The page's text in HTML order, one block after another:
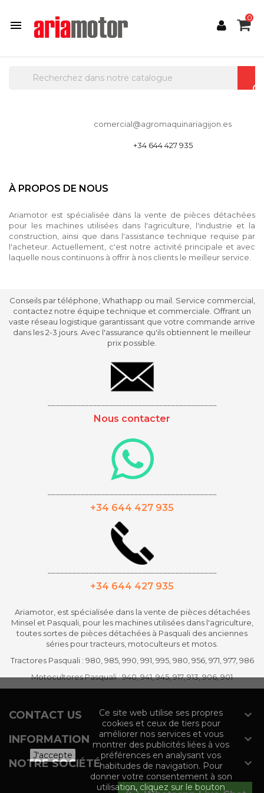

0
comercial@agromaquinariagijon.es
+34 644 427 935
À PROPOS DE NOUS
Ariamotor est spécialisée dans la vente de pièces détachées
pour les machines utilisées dans l'agriculture, l'industrie et la
construction, ainsi que dans l'assistance technique requise par
l'acheteur. Actuellement, c'est notre activité principale et avec
laquelle nous continuons à offrir à nos clients le meilleur service.
Conseils par téléphone, Whathapp ou mail. Service commercial,
contactez notre équipe technique et commerciale. Offrant un
vaste réseau logistique garantissant que votre commande arrive
dans les 2-3 jours. Avec l'assurance qu'ils obtiennent le meilleur
prix possible.
Nous contacter
+34 644 427 935
+34 644 427 935
Ariamotor, est spécialisée dans la vente de pièces détachées
Minsel et Pasquali, pour les machines utilisées dans l'agriculture,
toutes sortes de pièces détachées à Pasquali des anciennes
séries pour tracteurs, motoculteurs et motos.
Tractores Pasquali : 980, 985, 990, 991, 995, 980, 956, 971, 977, 986
Motocultores Pasquali : 940, 941, 945, 917, 913, 906, 901
CONTACT US 
INFORMATION 
NOTRE SOCIÉTÉ 
J'accepte
Ce site web utilise ses propres
cookies et ceux de tiers pour
améliorer nos services et vous
montrer des publicités liées à vos
préférences en analysant vos
habitudes de navigation. Pour
donner votre consentement à son
utilisation, cliquez sur le bouton